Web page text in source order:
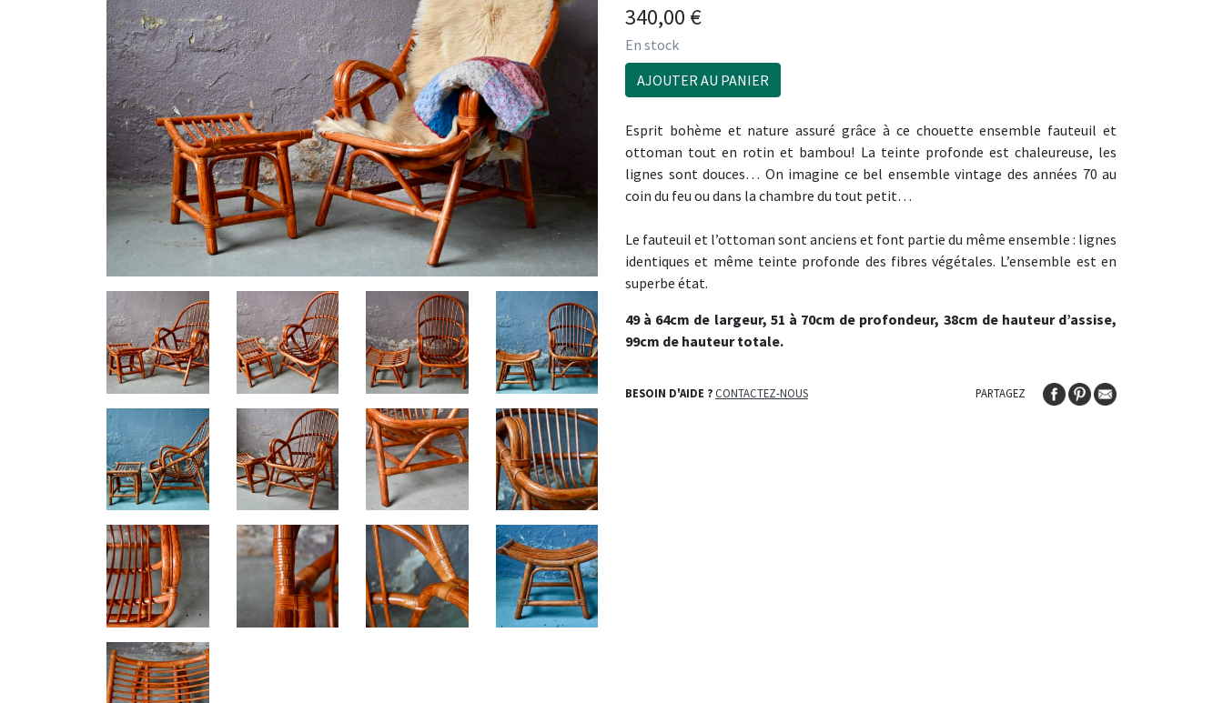
340,00 €
En stock
AJOUTER AU PANIER
Esprit bohème et nature assuré grâce à ce chouette ensemble fauteuil et
ottoman tout en rotin et bambou! La teinte profonde est chaleureuse, les
lignes sont douces… On imagine ce bel ensemble vintage des années 70 au
coin du feu ou dans la chambre du tout petit…
Le fauteuil et l’ottoman sont anciens et font partie du même ensemble : lignes
identiques et même teinte profonde des fibres végétales. L’ensemble est en
superbe état.
49 à 64cm de largeur, 51 à 70cm de profondeur, 38cm de hauteur d’assise,
99cm de hauteur totale.
BESOIN D'AIDE ?CONTACTEZ-NOUS PARTAGEZ